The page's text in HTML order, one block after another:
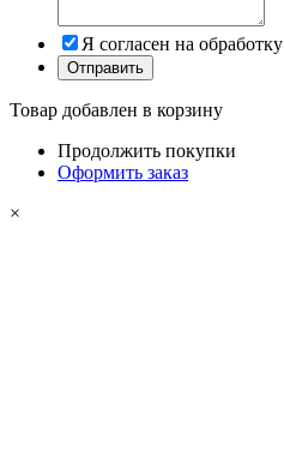
Я согласен на обработку
Товар добавлен в корзину
Продолжить покупки
Оформить заказ
×